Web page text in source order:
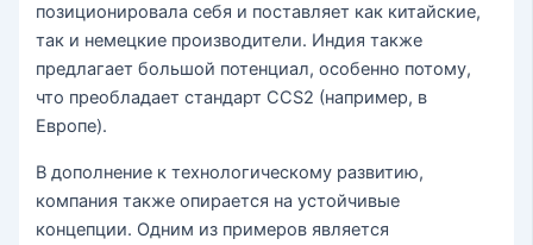
позиционировала себя и поставляет как китайские,
так и немецкие производители. Индия также
предлагает большой потенциал, особенно потому,
что преобладает стандарт CCS2 (например, в
Европе).
В дополнение к технологическому развитию,
компания также опирается на устойчивые
концепции. Одним из примеров является